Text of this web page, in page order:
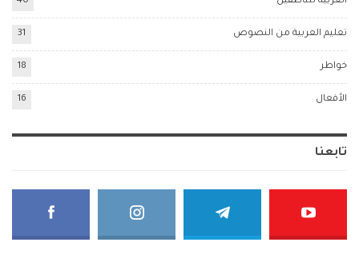
تعليم العربية من النصوص 31
خواطر 18
الأفعال 16
تابعنا